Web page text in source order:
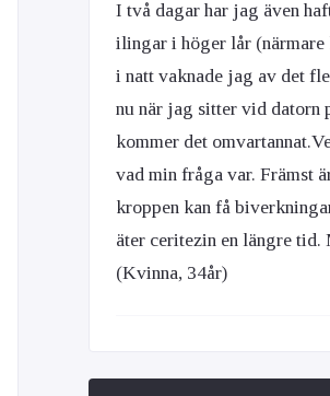
I två dagar har jag även
ilingar i höger lår (närmare
i natt vaknade jag av det
nu när jag sitter vid datorn
kommer det
vad min fråga var. Främst
kroppen kan få
äter ceritezin en längre tid.
(Kvinna, 34år)